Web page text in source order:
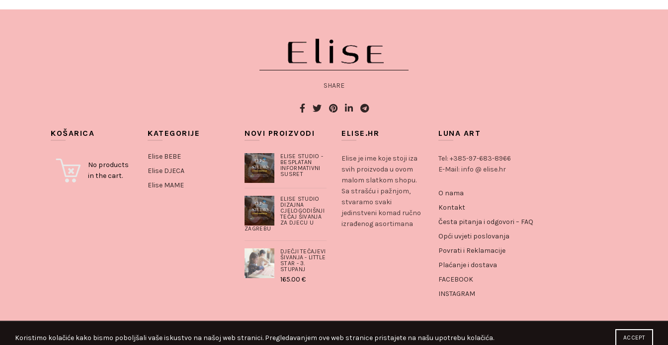
SHARE
KOŠARICA
No products
in the cart.
KATEGORIJE
Elise BEBE
Elise DJECA
Elise MAME
NOVI PROIZVODI
ELISE STUDIO -
BESPLATAN
INFORMATIVNI
SUSRET
ELISE STUDIO
DIZAJNA
CJELOGODIŠNJI
TEČAJ ŠIVANJA
ZA DJECU U
ZAGREBU
DJEČJI TEČAJEVI
ŠIVANJA - LITTLE
STAR - 3.
STUPANJ
165.00 €
ELISE.HR
Elise je ime koje stoji iza
svih proizvoda u ovom
malom slatkom shopu.
Sa strašću i pažnjom,
stvaramo svaki
jedinstveni komad ručno
izrađenog asortimana
LUNA ART
Tel: +385-97-683-8966
E-Mail: info @ elise.hr
O nama
Kontakt
Česta pitanja i odgovori – FAQ
Opći uvjeti poslovanja
Povrati i Reklamacije
Plaćanje i dostava
FACEBOOK
INSTAGRAM
© 2025 Luna Art. sva prava pridržana
Koristimo kolačiće kako bismo poboljšali vaše iskustvo na našoj web stranici. Pregledavanjem ove web stranice pristajete na našu upotrebu kolačića. ACCEPT